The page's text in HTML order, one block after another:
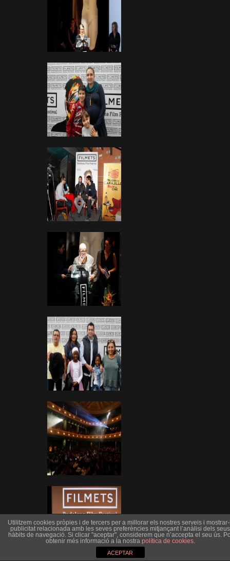
Utilitzem cookies pròpies i de tercers per a millorar els nostres serveis i
publicitat relacionada amb les seves preferències mitjançant l’anàlisi dels seus
hàbits de navegació. Si clicar "aceptar", considerem que n’accepta el seu ús.
obtenir més informació a la nostra política de cookies.
ACEPTAR